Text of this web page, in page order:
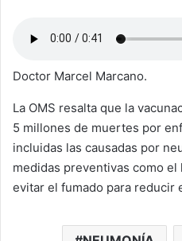
Doctor Marcel Marcano.
La OMS resalta que la
5 millones de muertes por
incluidas las causadas por
medidas preventivas como
evitar el fumado para reducir